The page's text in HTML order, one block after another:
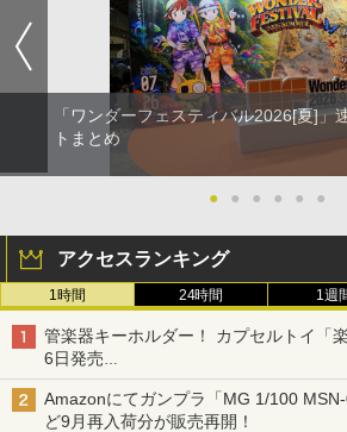
「ワンダーフェスティバル2026[夏]」
トまとめ
● ● ● ● ● ●
アクセスランキング
1時間 24時間 1週
管楽器キーホルダー！ カプセルトイ「
6日発売
チューバ、テナサクなど5種各3色
Amazonにてガンプラ「MG 1/100
ど9月再入荷分が販売再開！